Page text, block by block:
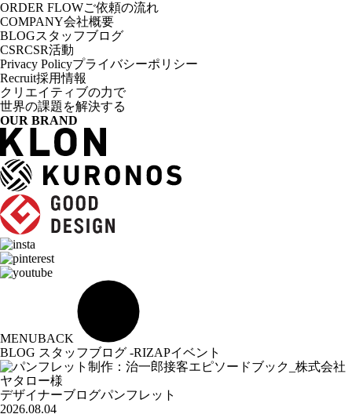
ORDER FLOWご依頼の流れ
COMPANY会社概要
BLOGスタッフブログ
CSRCSR活動
Privacy Policyプライバシーポリシー
Recruit採用情報
クリエイティブの力で
世界の課題を解決する
OUR BRAND
MENUBACK
BLOG スタッフブログ -RIZAPイベント
デザイナーブログパンフレット
2026.08.04